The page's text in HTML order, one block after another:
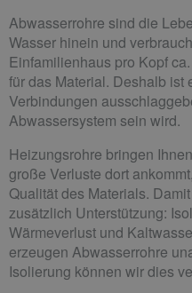
Abwasserrohre sind die
Wasser hinein und
Einfamilienhaus pro Kopf
für das Material. Deshalb ist
Verbindungen
Abwassersystem sein wird.
Heizungsrohre bringen
große Verluste dort
Qualität des Materials.
zusätzlich Unterstützung:
Wärmeverlust und
erzeugen Abwasserrohre
Isolierung können wir dies